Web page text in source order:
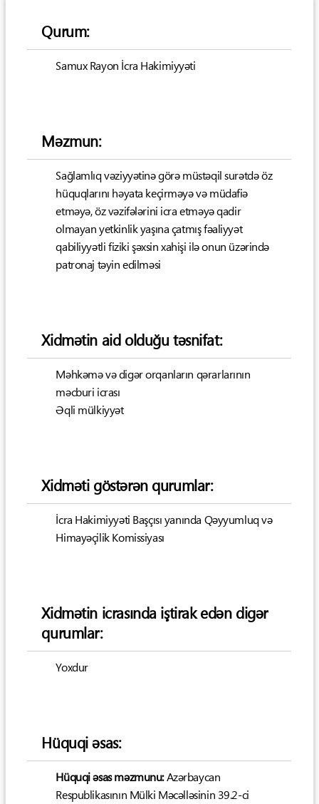
Qurum:
Samux Rayon İcra Hakimiyyəti
Məzmun:
Sağlamlıq vəziyyətinə görə müstəqil surətdə öz
hüquqlarını həyata keçirməyə və müdafiə
etməyə, öz vəzifələrini icra etməyə qadir
olmayan yetkinlik yaşına çatmış fəaliyyət
qabiliyyətli fiziki şəxsin xahişi ilə onun üzərində
patronaj təyin edilməsi
Xidmətin aid olduğu təsnifat:
Məhkəmə və digər orqanların qərarlarının
məcburi icrası
Əqli mülkiyyət
Xidməti göstərən qurumlar:
İcra Hakimiyyəti Başçısı yanında Qəyyumluq və
Himayəçilik Komissiyası
Xidmətin icrasında iştirak edən digər
qurumlar:
Yoxdur
Hüquqi əsas:
Hüquqi əsas məzmunu:Azərbaycan
Respublikasının Mülki Məcəlləsinin 39.2-ci